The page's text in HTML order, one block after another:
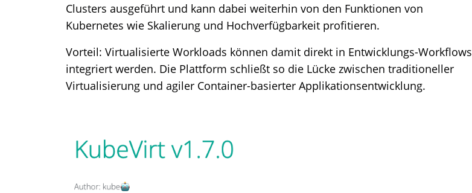
Clusters ausgeführt und kann dabei weiterhin von den Funktionen von
Kubernetes wie Skalierung und Hochverfügbarkeit profitieren.
Vorteil: Virtualisierte Workloads können damit direkt in Entwicklungs-Workflows
integriert werden. Die Plattform schließt so die Lücke zwischen traditioneller
Virtualisierung und agiler Container-basierter Applikationsentwicklung.